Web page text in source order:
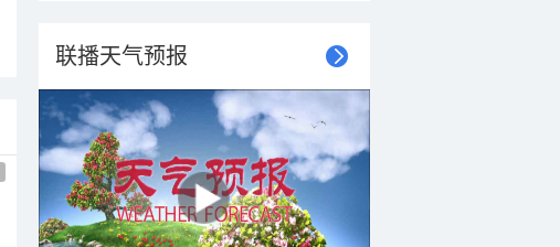
联播天气预报